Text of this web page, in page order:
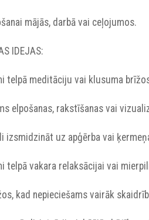
mājās, darbā vai ceļojumos.
IDEJAS:
telpā meditāciju vai klusuma
elpošanas, rakstīšanas vai
izsmidzināt uz apģērba vai
telpā vakara relaksācijai vai
kad nepieciešams vairāk